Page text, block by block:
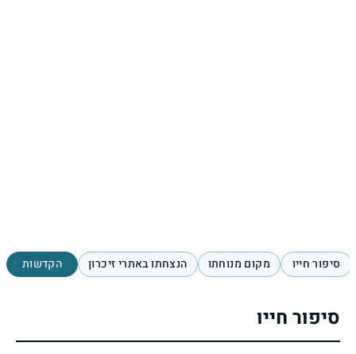
סיפור חייו מקום מנוחתו הנצחתו באתרי זיכרון הקדשות
סיפור חייו